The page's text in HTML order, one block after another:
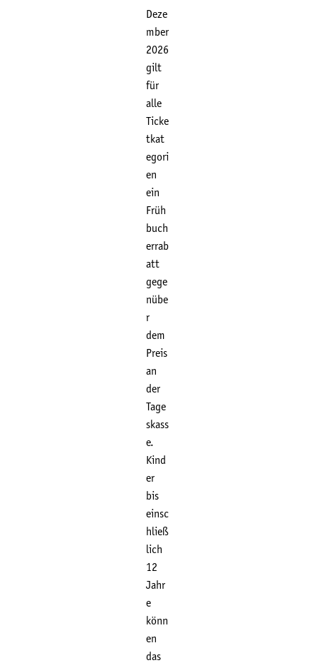
Deze
mber
2026
gilt
für
alle
Ticke
tkat
egori
en
ein
Früh
buch
errab
att
gege
nübe
r
dem
Preis
an
der
Tage
skass
e.
Kind
er
bis
einsc
hließ
lich
12
Jahr
e
könn
en
das